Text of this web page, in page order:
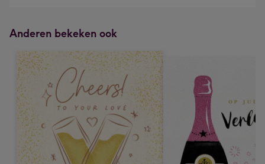
Anderen bekeken ook